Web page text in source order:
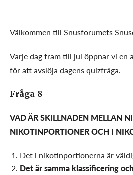
Välkommen till Snusforumets
Varje dag fram till jul öppnar vi en
för att avslöja dagens quizfråga.
Fråga 8
VAD ÄR SKILLNADEN MELLAN
NIKOTINPORTIONER OCH I
Det i nikotinportionerna är
Det är samma klassificering